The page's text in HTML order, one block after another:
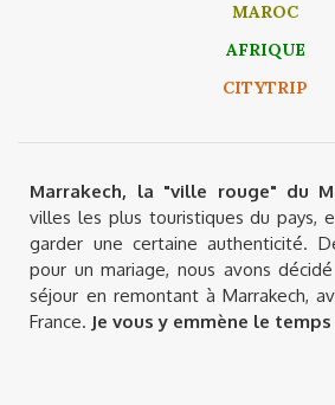
MAROC
AFRIQUE
CITYTRIP
Marrakech, la "ville rouge" du
villes les plus touristiques du pays,
garder une certaine authenticité.
pour un mariage, nous avons
séjour en remontant à Marrakech,
France. Je vous y emmène le